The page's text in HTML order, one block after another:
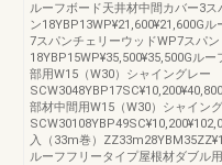
ルーフボード天井材中間カバー3
ン18YBP13WP¥21,600¥21,600G
7スパンチェリーウッドWP7スパン
18YBP15WP¥35,500¥35,500Gル
部用W15（W30）シャイングレー
部材中間用W15（W30）シャイン
入（33m巻）
ルーフフリータイプ屋根材ダブル用